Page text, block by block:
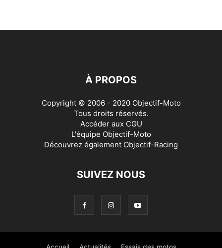
À PROPOS
Copyright © 2006 - 2020 Objectif-Moto
Tous droits réservés.
Accéder aux CGU
L'équipe Objectif-Moto
Découvrez également Objectif-Racing
SUIVEZ NOUS